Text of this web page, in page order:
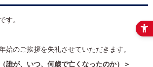
す。
始のご挨拶を失礼させていただきます。
誰が、いつ、何歳で亡くなったのか）＞